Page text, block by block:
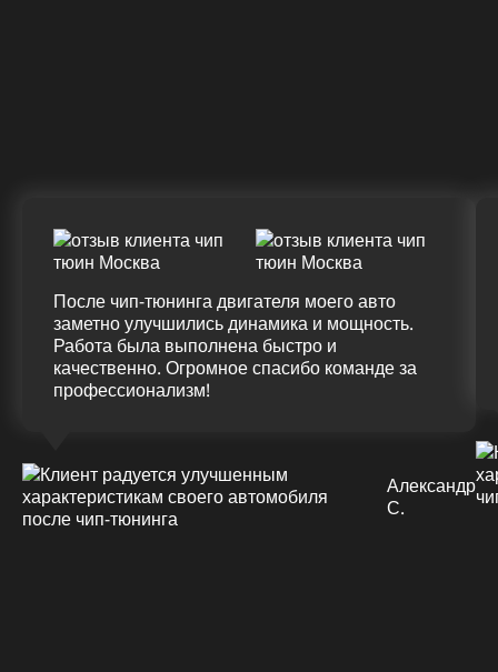
После чип-тюнинга двигателя моего авто
заметно улучшились динамика и мощность.
Работа была выполнена быстро и
качественно. Огромное спасибо команде за
профессионализм!
Александр
С.